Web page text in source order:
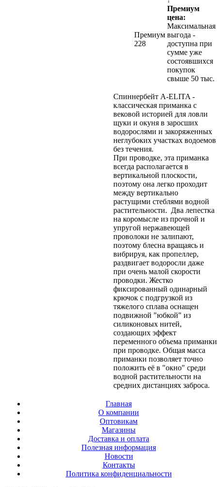
Премиум
228
Премиум
цена:
Максимальная
выгода -
доступна при
сумме уже
состоявшихся
покупок
свыше 50 тыс.
Спиннербейт A-ELITA -
классическая приманка с
вековой историей для ловли
щуки и окуня в заросших
водорослями и закоряженных
неглубоких участках водоемов
без течения.
При проводке, эта приманка
всегда располагается в
вертикальной плоскости,
поэтому она легко проходит
между вертикально
растущими стеблями водной
растительности. Два лепестка
на коромысле из прочной и
упругой нержавеющей
проволоки не залипают,
поэтому блесна вращаясь и
вибрируя, как пропеллер,
раздвигает водоросли даже
при очень малой скорости
проводки. Жестко
фиксированный одинарный
крючок с подгрузкой из
тяжелого сплава оснащен
подвижной "юбкой" из
силиконовых нитей,
создающих эффект
переменного объема приманки
при проводке. Общая масса
приманки позволяет точно
положить её в "окно" среди
водной растительности на
средних дистанциях заброса.
Главная
О компании
Оптовикам
Магазины
Доставка и оплата
Полезная информация
Новости
Контакты
Политика конфиденциальности